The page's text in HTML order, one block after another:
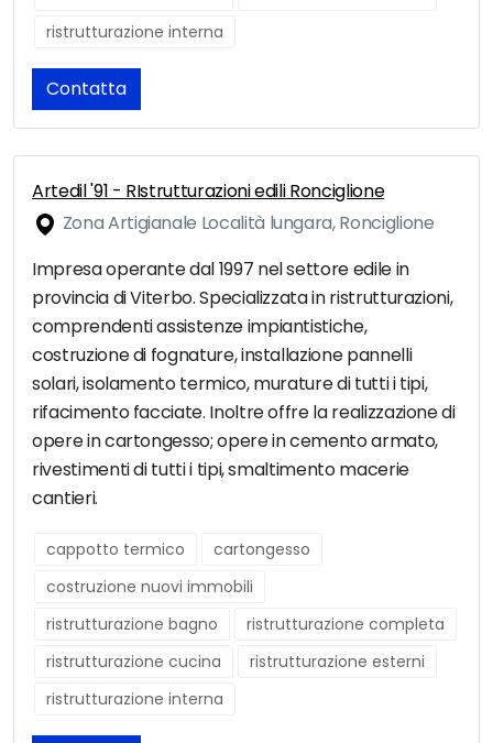
ristrutturazione interna
Contatta
Artedil '91 - RIstrutturazioni edili Ronciglione
Zona Artigianale Località lungara, Ronciglione
Impresa operante dal 1997 nel settore edile in
provincia di Viterbo. Specializzata in ristrutturazioni,
comprendenti assistenze impiantistiche,
costruzione di fognature, installazione pannelli
solari, isolamento termico, murature di tutti i tipi,
rifacimento facciate. Inoltre offre la realizzazione di
opere in cartongesso; opere in cemento armato,
rivestimenti di tutti i tipi, smaltimento macerie
cantieri.
cappotto termico
cartongesso
costruzione nuovi immobili
ristrutturazione bagno
ristrutturazione completa
ristrutturazione cucina
ristrutturazione esterni
ristrutturazione interna